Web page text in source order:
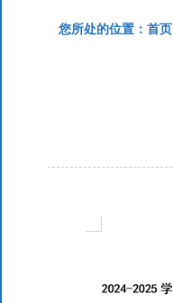
您所处的位置： 首页